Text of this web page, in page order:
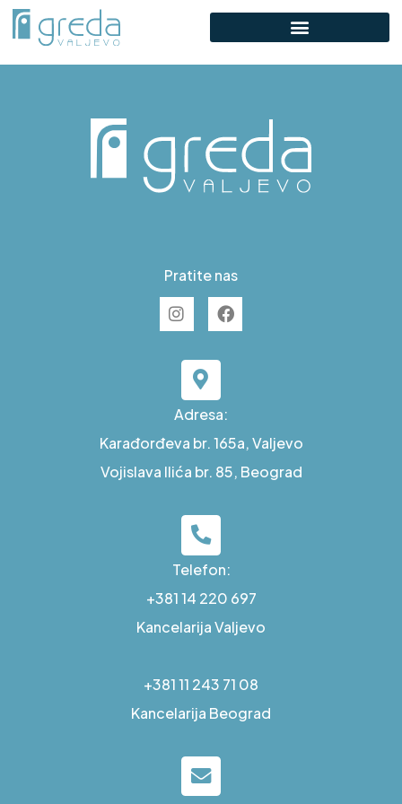
A S63
Pratite nas
Adresa:
Karađorđeva br. 165a, Valjevo
Vojislava Ilića br. 85, Beograd
Telefon:
+381 14 220 697
Kancelarija Valjevo
+381 11 243 71 08
Kancelarija Beograd